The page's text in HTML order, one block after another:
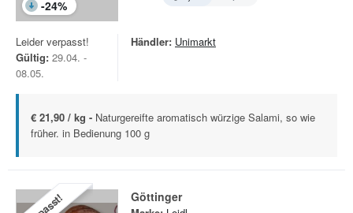
-24%
Leider verpasst!
Gültig: 29.04. -
08.05.
Händler: Unimarkt
€ 21,90 / kg - Naturgereifte aromatisch würzige Salami, so wie
früher. in Bedienung 100 g
Göttinger